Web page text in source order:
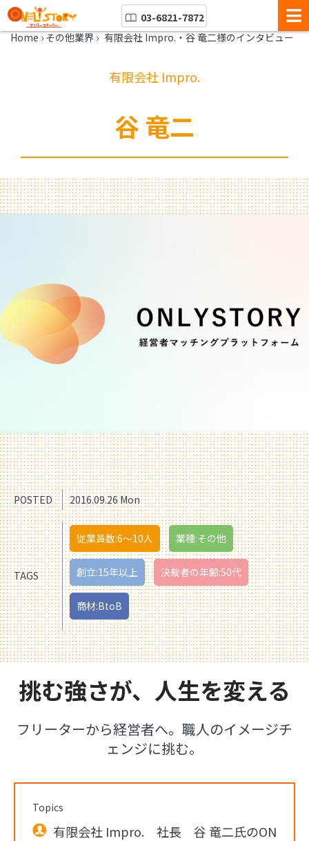
03-6821-7872
Home › その他業界 › 有限会社 Impro.・谷 竜二様のインタビュー
有限会社 Impro.
谷 竜二
POSTED 2016.09.26 Mon
TAGS
従業員数:6～10人 業種:その他
創立:15年以上 決裁者の年齢:50代
商材:BtoB
挑む強さが、人生を変える
フリーターから経営者へ。職人のイメージチ
ェンジに挑む。
Topics
有限会社 Impro. 社長 谷 竜二氏のON